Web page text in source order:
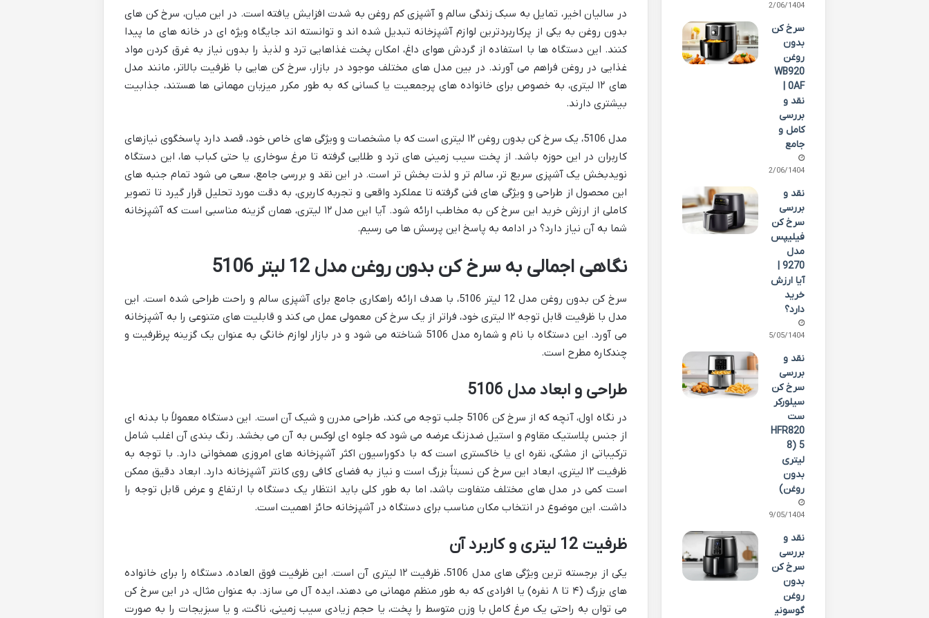
در سالیان اخیر، تمایل به سبک زندگی سالم و آشپزی کم روغن به شدت افزایش یافته است. در این میان، سرخ کن های
بدون روغن به یکی از پرکاربردترین لوازم آشپزخانه تبدیل شده اند و توانسته اند جایگاه ویژه ای در خانه های ما پیدا
کنند. این دستگاه ها با استفاده از گردش هوای داغ، امکان پخت غذاهایی ترد و لذیذ را بدون نیاز به غرق کردن مواد
غذایی در روغن فراهم می آورند. در بین مدل های مختلف موجود در بازار، سرخ کن هایی با ظرفیت بالاتر، مانند مدل
های ۱۲ لیتری، به خصوص برای خانواده های پرجمعیت یا کسانی که به طور مکرر میزبان مهمانی ها هستند، جذابیت
بیشتری دارند.
مدل 5106، یک سرخ کن بدون روغن ۱۲ لیتری است که با مشخصات و ویژگی های خاص خود، قصد دارد پاسخگوی نیازهای
کاربران در این حوزه باشد. از پخت سیب زمینی های ترد و طلایی گرفته تا مرغ سوخاری یا حتی کباب ها، این دستگاه
نویدبخش یک آشپزی سریع تر، سالم تر و لذت بخش تر است. در این نقد و بررسی جامع، سعی می شود تمام جنبه های
این محصول از طراحی و ویژگی های فنی گرفته تا عملکرد واقعی و تجربه کاربری، به دقت مورد تحلیل قرار گیرد تا تصویر
کاملی از ارزش خرید این سرخ کن به مخاطب ارائه شود. آیا این مدل ۱۲ لیتری، همان گزینه مناسبی است که آشپزخانه
شما به آن نیاز دارد؟ در ادامه به پاسخ این پرسش ها می رسیم.
نگاهی اجمالی به سرخ کن بدون روغن مدل 12 لیتر 5106
سرخ کن بدون روغن مدل 12 لیتر 5106، با هدف ارائه راهکاری جامع برای آشپزی سالم و راحت طراحی شده است. این
مدل با ظرفیت قابل توجه ۱۲ لیتری خود، فراتر از یک سرخ کن معمولی عمل می کند و قابلیت های متنوعی را به آشپزخانه
می آورد. این دستگاه با نام و شماره مدل 5106 شناخته می شود و در بازار لوازم خانگی به عنوان یک گزینه پرظرفیت و
چندکاره مطرح است.
طراحی و ابعاد مدل 5106
در نگاه اول، آنچه که از سرخ کن 5106 جلب توجه می کند، طراحی مدرن و شیک آن است. این دستگاه معمولاً با بدنه ای
از جنس پلاستیک مقاوم و استیل ضدزنگ عرضه می شود که جلوه ای لوکس به آن می بخشد. رنگ بندی آن اغلب شامل
ترکیباتی از مشکی، نقره ای یا خاکستری است که با دکوراسیون اکثر آشپزخانه های امروزی همخوانی دارد. با توجه به
ظرفیت ۱۲ لیتری، ابعاد این سرخ کن نسبتاً بزرگ است و نیاز به فضای کافی روی کانتر آشپزخانه دارد. ابعاد دقیق ممکن
است کمی در مدل های مختلف متفاوت باشد، اما به طور کلی باید انتظار یک دستگاه با ارتفاع و عرض قابل توجه را
داشت. این موضوع در انتخاب مکان مناسب برای دستگاه در آشپزخانه حائز اهمیت است.
ظرفیت 12 لیتری و کاربرد آن
یکی از برجسته ترین ویژگی های مدل 5106، ظرفیت ۱۲ لیتری آن است. این ظرفیت فوق العاده، دستگاه را برای خانواده
های بزرگ (۴ تا ۸ نفره) یا افرادی که به طور منظم مهمانی می دهند، ایده آل می سازد. به عنوان مثال، در این سرخ کن
می توان به راحتی یک مرغ کامل با وزن متوسط را پخت، یا حجم زیادی سیب زمینی، ناگت، و یا سبزیجات را به صورت
02/06/1404
سرخ کن
بدون
روغن
WB920
0AF |
نقد و
بررسی
کامل و
جامع
02/06/1404
نقد و
بررسی
سرخ کن
فیلیپس
مدل
9270 |
آیا ارزش
خرید
دارد؟
25/05/1404
نقد و
بررسی
سرخ کن
سیلورکر
ست
HFR820
5 (8
لیتری
بدون
روغن)
19/05/1404
نقد و
بررسی
سرخ کن
بدون
روغن
گوسونی